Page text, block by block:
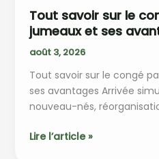
Tout savoir sur le
jumeaux et ses
août 3, 2026
Tout savoir sur le congé
ses avantages Arrivée
nouveau-nés,
Tout
Lire l’article »